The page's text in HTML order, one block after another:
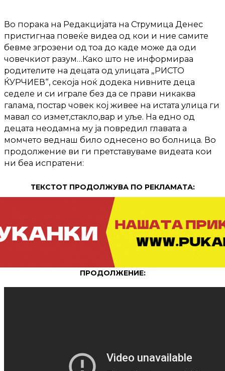
Во порака на Редакцијата на Струмица Денес
пристигнаа повеќе видеа од кои и ние самите
бевме згрозени од тоа до каде може да оди
човечкиот разум…Како што не информираа
родителите на децата од улицата „РИСТО
ЌУРЧИЕВ“, секоја ноќ додека нивните деца
седеле и си играле без да се прави никаква
галама, постар човек кој живее на истата улица ги
мавал со измет,стакло,вар и уље. На едно од
децата неодамна му ја повредил главата а
момчето веднаш било однесено во болница. Во
продолжение ви ги претставуваме видеата кои
ни беа испратени:
ТЕКСТОТ ПРОДОЛЖУВА ПО РЕКЛАМАТА:
ПРОДОЛЖЕНИЕ: